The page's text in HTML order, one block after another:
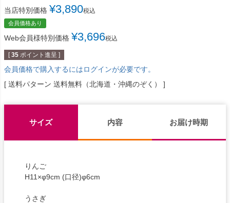
当店特別価格 ¥3,890税込
会員価格あり
Web会員様特別価格 ¥3,696税込
[ 35 ポイント進呈 ]
会員価格で購入するにはログインが必要です。
送料パターン 送料無料（北海道・沖縄のぞく）
サイズ 内容 お届け時期
りんご
H11×φ9cm (口径)φ6cm
うさぎ